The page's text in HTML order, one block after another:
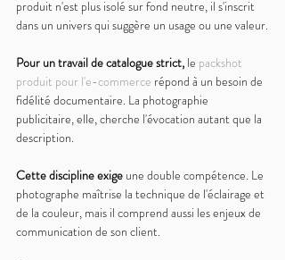
produit n'est plus isolé sur fond neutre, il s'inscrit
dans un univers qui suggère un usage ou une valeur.
Pour un travail de catalogue strict, le packshot
produit pour l'e-commerce répond à un besoin de
fidélité documentaire. La photographie
publicitaire, elle, cherche l'évocation autant que la
description.
Cette discipline exige une double compétence. Le
photographe maîtrise la technique de l'éclairage et
de la couleur, mais il comprend aussi les enjeux de
communication de son client.